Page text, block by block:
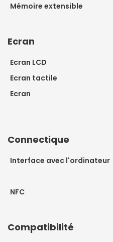
Mémoire extensible
Ecran
Ecran LCD
Ecran tactile
Ecran
Connectique
Interface avec l'ordinateur
NFC
Compatibilité